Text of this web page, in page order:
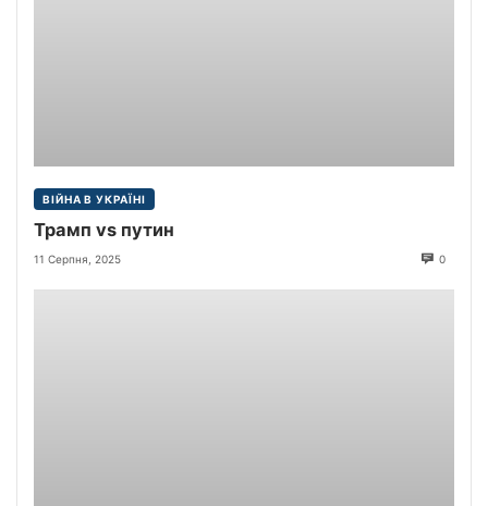
ВІЙНА В УКРАЇНІ
Трамп vs путин
11 Серпня, 2025 0